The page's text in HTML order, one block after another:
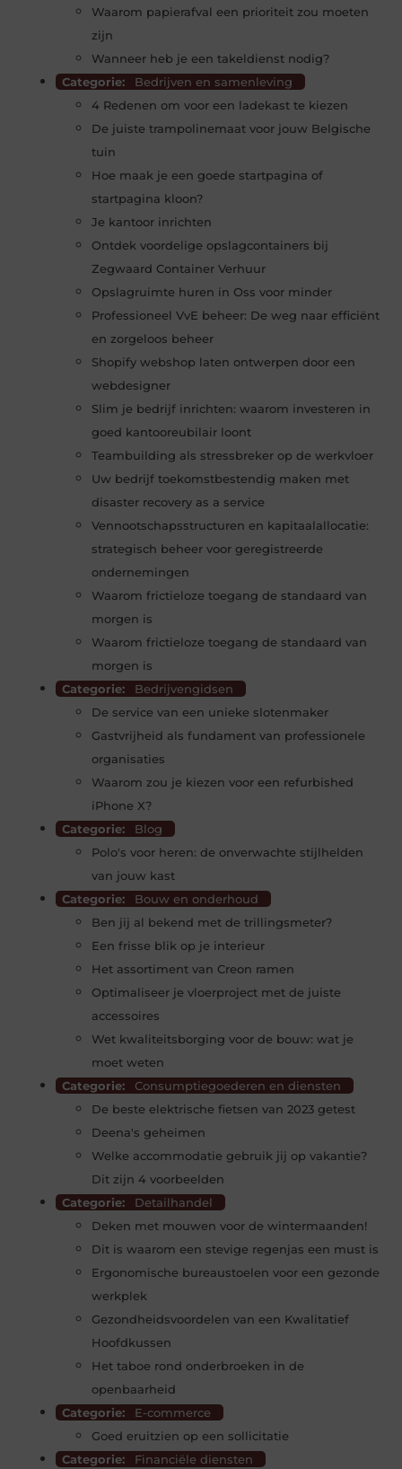
Waarom papierafval een prioriteit zou moeten
zijn
Wanneer heb je een takeldienst nodig?
Categorie:
Bedrijven en samenleving
4 Redenen om voor een ladekast te kiezen
De juiste trampolinemaat voor jouw Belgische
tuin
Hoe maak je een goede startpagina of
startpagina kloon?
Je kantoor inrichten
Ontdek voordelige opslagcontainers bij
Zegwaard Container Verhuur
Opslagruimte huren in Oss voor minder
Professioneel VvE beheer: De weg naar efficiënt
en zorgeloos beheer
Shopify webshop laten ontwerpen door een
webdesigner
Slim je bedrijf inrichten: waarom investeren in
goed kantooreubilair loont
Teambuilding als stressbreker op de werkvloer
Uw bedrijf toekomstbestendig maken met
disaster recovery as a service
Vennootschapsstructuren en kapitaalallocatie:
strategisch beheer voor geregistreerde
ondernemingen
Waarom frictieloze toegang de standaard van
morgen is
Waarom frictieloze toegang de standaard van
morgen is
Categorie:
Bedrijvengidsen
De service van een unieke slotenmaker
Gastvrijheid als fundament van professionele
organisaties
Waarom zou je kiezen voor een refurbished
iPhone X?
Categorie:
Blog
Polo's voor heren: de onverwachte stijlhelden
van jouw kast
Categorie:
Bouw en onderhoud
Ben jij al bekend met de trillingsmeter?
Een frisse blik op je interieur
Het assortiment van Creon ramen
Optimaliseer je vloerproject met de juiste
accessoires
Wet kwaliteitsborging voor de bouw: wat je
moet weten
Categorie:
Consumptiegoederen en diensten
De beste elektrische fietsen van 2023 getest
Deena's geheimen
Welke accommodatie gebruik jij op vakantie?
Dit zijn 4 voorbeelden
Categorie:
Detailhandel
Deken met mouwen voor de wintermaanden!
Dit is waarom een stevige regenjas een must is
Ergonomische bureaustoelen voor een gezonde
werkplek
Gezondheidsvoordelen van een Kwalitatief
Hoofdkussen
Het taboe rond onderbroeken in de
openbaarheid
Categorie:
E-commerce
Goed eruitzien op een sollicitatie
Categorie:
Financiële diensten